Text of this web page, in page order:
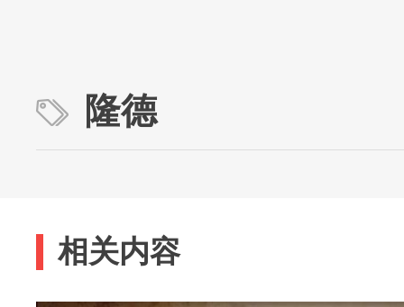
隆德
相关内容